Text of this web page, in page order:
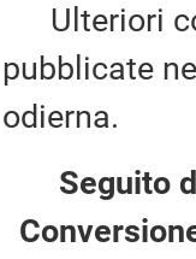
Ulteriori
pubblicate
odierna.
Seguito